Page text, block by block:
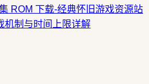
ROM 下载-经典怀旧游戏资源站
机制与时间上限详解